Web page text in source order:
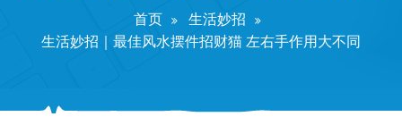
首页
生活妙招
生活妙招｜最佳风水摆件招财猫 左右手作用大不同